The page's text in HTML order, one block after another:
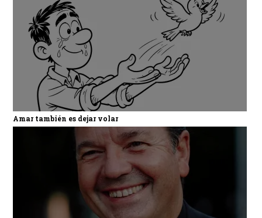
Amar también es dejar volar